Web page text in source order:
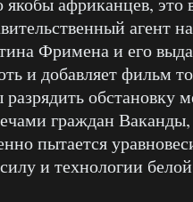
агент
Фримена и его
и добавляет фильм
обстановку
граждан
пытается
и технологии белой